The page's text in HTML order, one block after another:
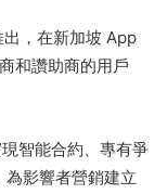
，在新加坡 App
和讚助商的用戶
智能合約、專有爭
為影響者營銷建立